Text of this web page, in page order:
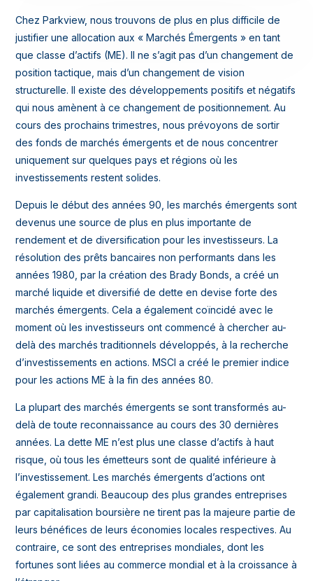
Chez Parkview, nous trouvons de plus en plus difficile de
justifier une allocation aux « Marchés Émergents » en tant
que classe d’actifs (ME). Il ne s’agit pas d’un changement de
position tactique, mais d’un changement de vision
structurelle. Il existe des développements positifs et négatifs
qui nous amènent à ce changement de positionnement. Au
cours des prochains trimestres, nous prévoyons de sortir
des fonds de marchés émergents et de nous concentrer
uniquement sur quelques pays et régions où les
investissements restent solides.
Depuis le début des années 90, les marchés émergents sont
devenus une source de plus en plus importante de
rendement et de diversification pour les investisseurs. La
résolution des prêts bancaires non performants dans les
années 1980, par la création des Brady Bonds, a créé un
marché liquide et diversifié de dette en devise forte des
marchés émergents. Cela a également coïncidé avec le
moment où les investisseurs ont commencé à chercher au-
delà des marchés traditionnels développés, à la recherche
d’investissements en actions. MSCI a créé le premier indice
pour les actions ME à la fin des années 80.
La plupart des marchés émergents se sont transformés au-
delà de toute reconnaissance au cours des 30 dernières
années. La dette ME n’est plus une classe d’actifs à haut
risque, où tous les émetteurs sont de qualité inférieure à
l’investissement. Les marchés émergents d’actions ont
également grandi. Beaucoup des plus grandes entreprises
par capitalisation boursière ne tirent pas la majeure partie de
leurs bénéfices de leurs économies locales respectives. Au
contraire, ce sont des entreprises mondiales, dont les
fortunes sont liées au commerce mondial et à la croissance à